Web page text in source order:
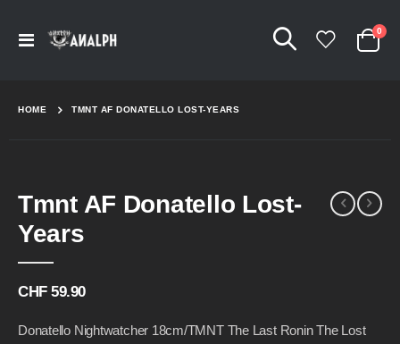
Navigation
Cart
0
HOME TMNT AF DONATELLO LOST-YEARS
Tmnt AF Donatello Lost-
Years
CHF 59.90
Donatello Nightwatcher 18cm/TMNT The Last Ronin The Lost
to
the
end
images
to
the
beginning
images